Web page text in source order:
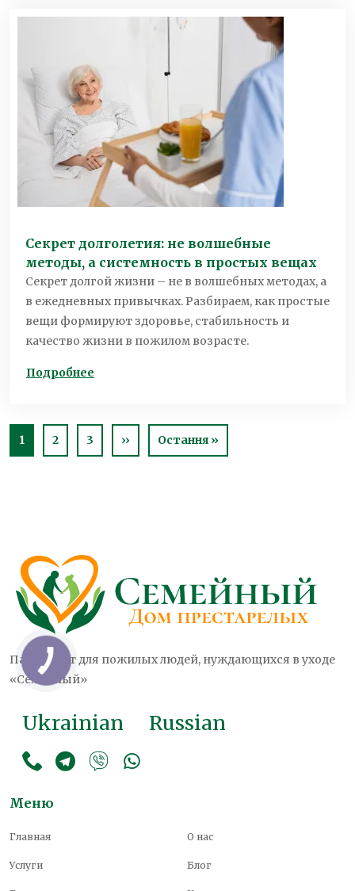
Секрет долголетия: не волшебные
методы, а системность в простых вещах
Секрет долгой жизни – не в волшебных методах, а
в ежедневных привычках. Разбираем, как простые
вещи формируют здоровье, стабильность и
качество жизни в пожилом возрасте.
Подробнее
Pagination
1 2 3 ›› Next page
Остання »
Пансионат для пожилых людей, нуждающихся в уходе
«Семейный»
Ukrainian Russian
Меню
Главная О нас
Услуги Блог